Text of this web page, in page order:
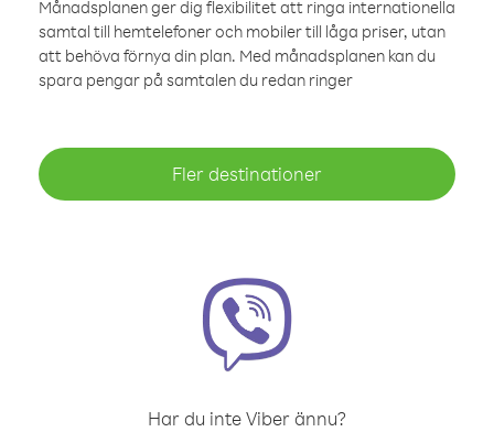
Månadsplanen ger dig flexibilitet att ringa internationella
samtal till hemtelefoner och mobiler till låga priser, utan
att behöva förnya din plan. Med månadsplanen kan du
spara pengar på samtalen du redan ringer
Fler destinationer
Har du inte Viber ännu?